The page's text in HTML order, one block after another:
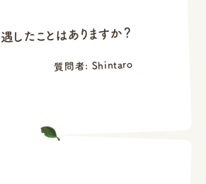
したことはありますか？
質問者: Shintaro